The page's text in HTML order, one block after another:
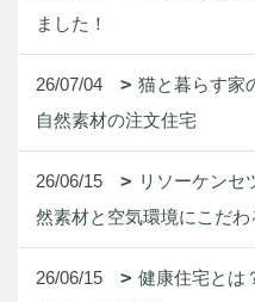
ました！
26/07/04
猫と暮らす家
自然素材の注文住宅
26/06/15
リソーケンセ
然素材と空気環境にこだわ
26/06/15
健康住宅とは